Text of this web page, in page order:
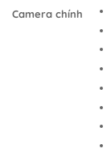
Camera chính